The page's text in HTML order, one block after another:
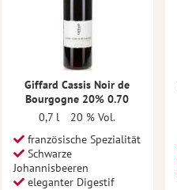
Giffard Cassis Noir de
Bourgogne 20% 0.70
0,7 l
20 % Vol.
französische Spezialität
Schwarze
Johannisbeeren
eleganter Digestif